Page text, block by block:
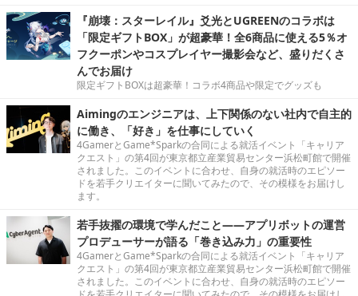
『崩壊：スターレイル』爻光とUGREENのコラボは
「限定ギフトBOX」が超豪華！全6商品に使える5％オ
フクーポンやコスプレイヤー撮影会など、盛りだくさ
んでお届け
限定ギフトBOXは超豪華！コラボ4商品や限定でグッズも
Aimingのエンジニアは、上下関係のない社内で自主的
に働き、「好き」を仕事にしていく
4GamerとGame*Sparkの合同による就活イベント「キャリア
クエスト」の第4回が東京都立産業貿易センター浜松町館で開催
されました。このイベントに合わせ、自身の就活時のエピソー
ドを若手クリエイターに聞いてみたので、その模様をお届けし
ます。
若手抜擢の環境で学んだこと――アプリボットの運営
プロデューサーが語る「巻き込み力」の重要性
4GamerとGame*Sparkの合同による就活イベント「キャリア
クエスト」の第4回が東京都立産業貿易センター浜松町館で開催
されました。このイベントに合わせ、自身の就活時のエピソー